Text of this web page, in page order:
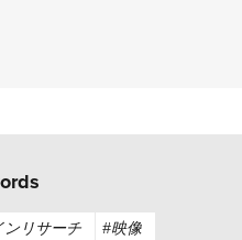
ンリサーチ #映像